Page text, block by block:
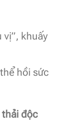
vị”, khuấy
hồi sức
thải độc